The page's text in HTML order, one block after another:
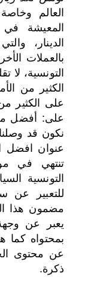
العالم
المعيشة
الدينار،
بالعملات
التونسية، لا
الكثير من
على الكثير
نكون قد
عنوان افضل
تنتهي في
التونسية
للتعبير عن
مضمون هذا
يعبر عن
بمحتواه
عن محتوى
ذكرة.